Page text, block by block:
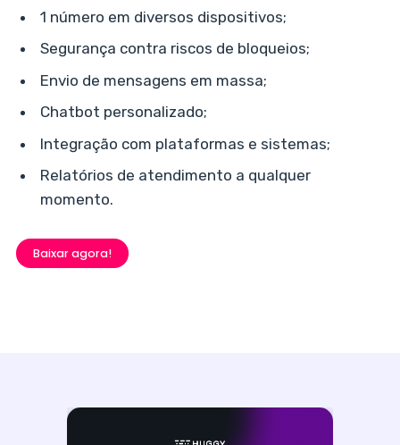
1 número em diversos dispositivos;
Segurança contra riscos de bloqueios;
Envio de mensagens em massa;
Chatbot personalizado;
Integração com plataformas e sistemas;
Relatórios de atendimento a qualquer
momento.
Baixar agora!